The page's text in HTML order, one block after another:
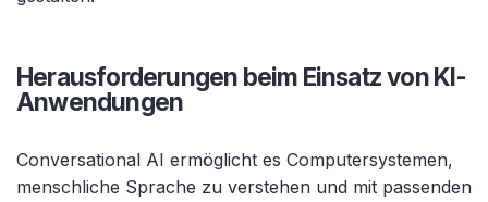
Herausforderungen beim Einsatz von KI-
Anwendungen
Conversational AI ermöglicht es Computersystemen,
menschliche Sprache zu verstehen und mit passenden